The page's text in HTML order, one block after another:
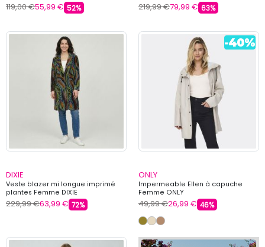
119,00 €55,99 € 52% 219,99 €79,99 € 63%
DIXIE
Veste blazer mi longue imprimé
plantes Femme DIXIE
229,99 €63,99 € 72%
ONLY
Impermeable Ellen à capuche
Femme ONLY
49,99 €26,99 € 46%